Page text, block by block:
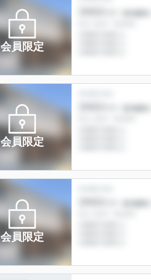
会員限定
会員限定
会員限定